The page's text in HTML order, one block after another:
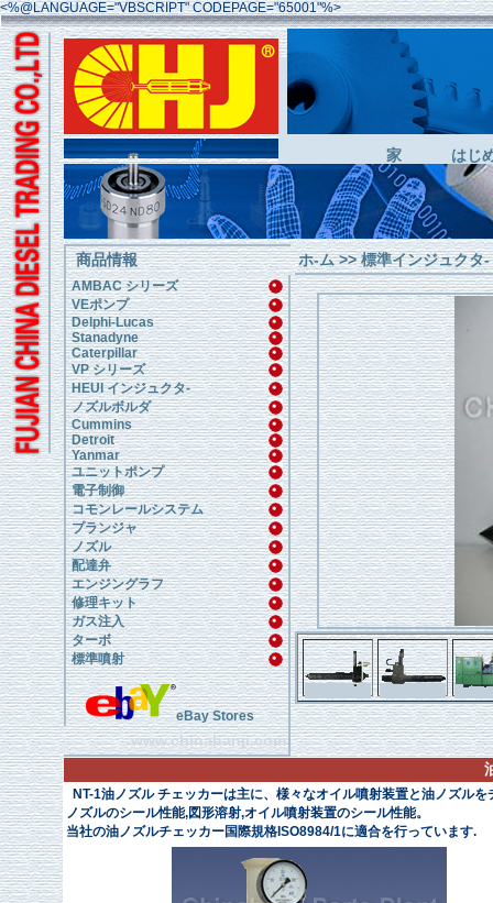
<%@LANGUAGE="VBSCRIPT" CODEPAGE="65001"%>
家 はじ
商品情報
AMBAC シリーズ
VEポンプ
Delphi-Lucas
Stanadyne
Caterpillar
VP シリーズ
HEUI インジュクタ-
ノズルボルダ
Cummins
Detroit
Yanmar
ユニットポンプ
電子制御
コモンレールシステム
プランジャ
ノズル
配達弁
エンジングラフ
修理キット
ガス注入
ターボ
標準噴射
eBay Stores
www.chinahanji.com
ホ-ム>>標準インジュクタ-
NT-1油ノズル チェッカーは主に、様々なオイル噴射装置と油ノズル
ノズルのシール性能,図形溶射,オイル噴射装置のシール性能。
当社の油ノズルチェッカー国際規格ISO8984/1に適合を行っています.